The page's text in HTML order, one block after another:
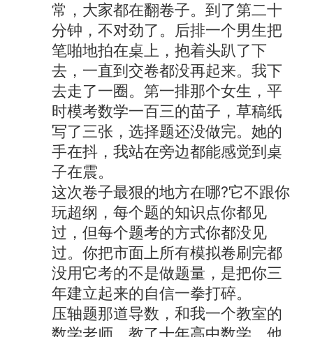
常，大家都在翻卷子。到了第二十
分钟，不对劲了。后排一个男生把
笔啪地拍在桌上，抱着头趴了下
去，一直到交卷都没再起来。我下
去走了一圈。第一排那个女生，平
时模考数学一百三的苗子，草稿纸
写了三张，选择题还没做完。她的
手在抖，我站在旁边都能感觉到桌
子在震。
这次卷子最狠的地方在哪?它不跟你
玩超纲，每个题的知识点你都见
过，但每个题考的方式你都没见
过。你把市面上所有模拟卷刷完都
没用它考的不是做题量，是把你三
年建立起来的自信一拳打碎。
压轴题那道导数，和我一个教室的